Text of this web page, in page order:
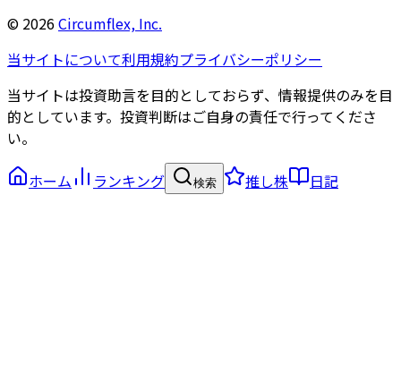
© 2026Circumflex, Inc.
当サイトについて利用規約プライバシーポリシー
当サイトは投資助言を目的としておらず、情報提供のみを目
的としています。投資判断はご自身の責任で行ってくださ
い。
ホーム
ランキング 検索 推し株 日記